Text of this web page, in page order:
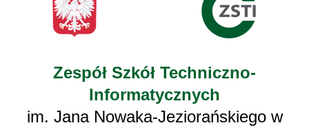
Zespół Szkół Techniczno-
Informatycznych
im. Jana Nowaka-Jeziorańskiego w